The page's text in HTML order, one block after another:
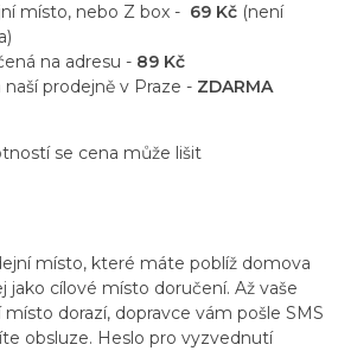
místo, nebo Z box - 69 Kč (není
na adresu - 89 Kč
prodejně v Praze - ZDARMA
se cena může lišit
místo, které máte poblíž domova
jako cílové místo doručení. Až vaše
dorazí, dopravce vám pošle SMS
obsluze. Heslo pro vyzvednutí